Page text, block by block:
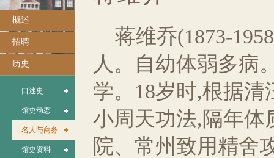
概述
招聘
历史
口述史
馆史动态
名人与商务
馆史资料
蒋维乔(1873-
人。自幼体弱多病
学。18岁时,根据清
小周天功法,隔年体
院、常州致用精舍